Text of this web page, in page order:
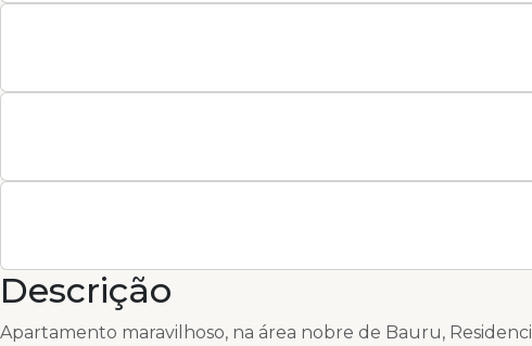
Descrição
Apartamento maravilhoso, na área nobre de Bauru,